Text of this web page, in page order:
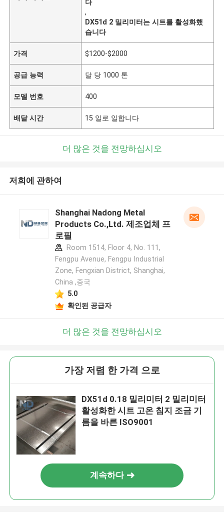
다
,
DX51d 2 밀리미터는 시트를 활성화했
습니다
가격 $1200-$2000
공급 능력 달 당 1000 톤
모델 번호 400
배달 시간 15 일로 일합니다
더 많은 것을 전망하십시오
저희에 관하여
Shanghai Nadong Metal
Products Co.,Ltd. 제조업체 프
로필
Room 1514, Floor 4, No. 111,
Fengpu Avenue, Fengpu Industrial
Zone, Fengxian District, Shanghai,
China ,중국
5.0
확인된 공급자
더 많은 것을 전망하십시오
가장 저렴 한 가격 으로
DX51d 0.18 밀리미터 2 밀리미터
활성화한 시트 고온 침지 조금 기
름을 바른 ISO9001
계속하다